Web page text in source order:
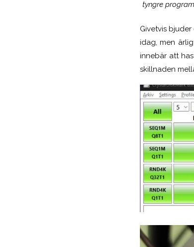
tyngre
Givetvis
idag, men
innebär att
skillnaden